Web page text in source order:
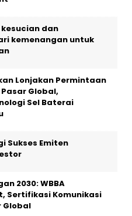
dan
kemenangan untuk
Lonjakan Permintaan
Global,
Sel Baterai
Sukses Emiten
2030: WBBA
Sertifikasi Komunikasi
Global